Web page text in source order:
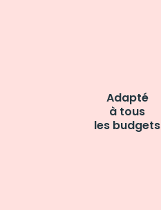
Adapté
à tous
les budgets